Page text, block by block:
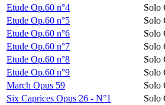
Etude Op.60 n°4
Solo
Etude Op.60 n°5
Solo
Etude Op.60 n°6
Solo
Etude Op.60 n°7
Solo
Etude Op.60 n°8
Solo
Etude Op.60 n°9
Solo
March Opus 59
Solo
Six Caprices Opus 26 - N°1
Solo